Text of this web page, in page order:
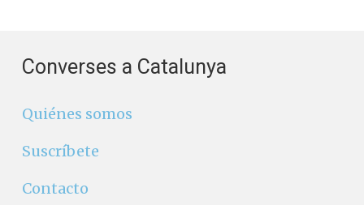
Converses a Catalunya
Quiénes somos
Suscríbete
Contacto